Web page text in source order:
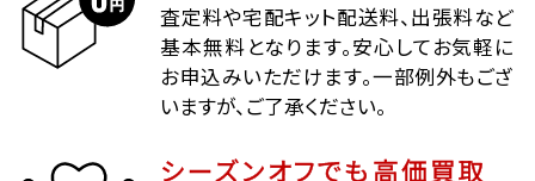
査定料や宅配キット配送料、出張料など
基本無料となります。安心してお気軽に
お申込みいただけます。一部例外もござ
いますが、ご了承ください。
シーズンオフでも高価買取